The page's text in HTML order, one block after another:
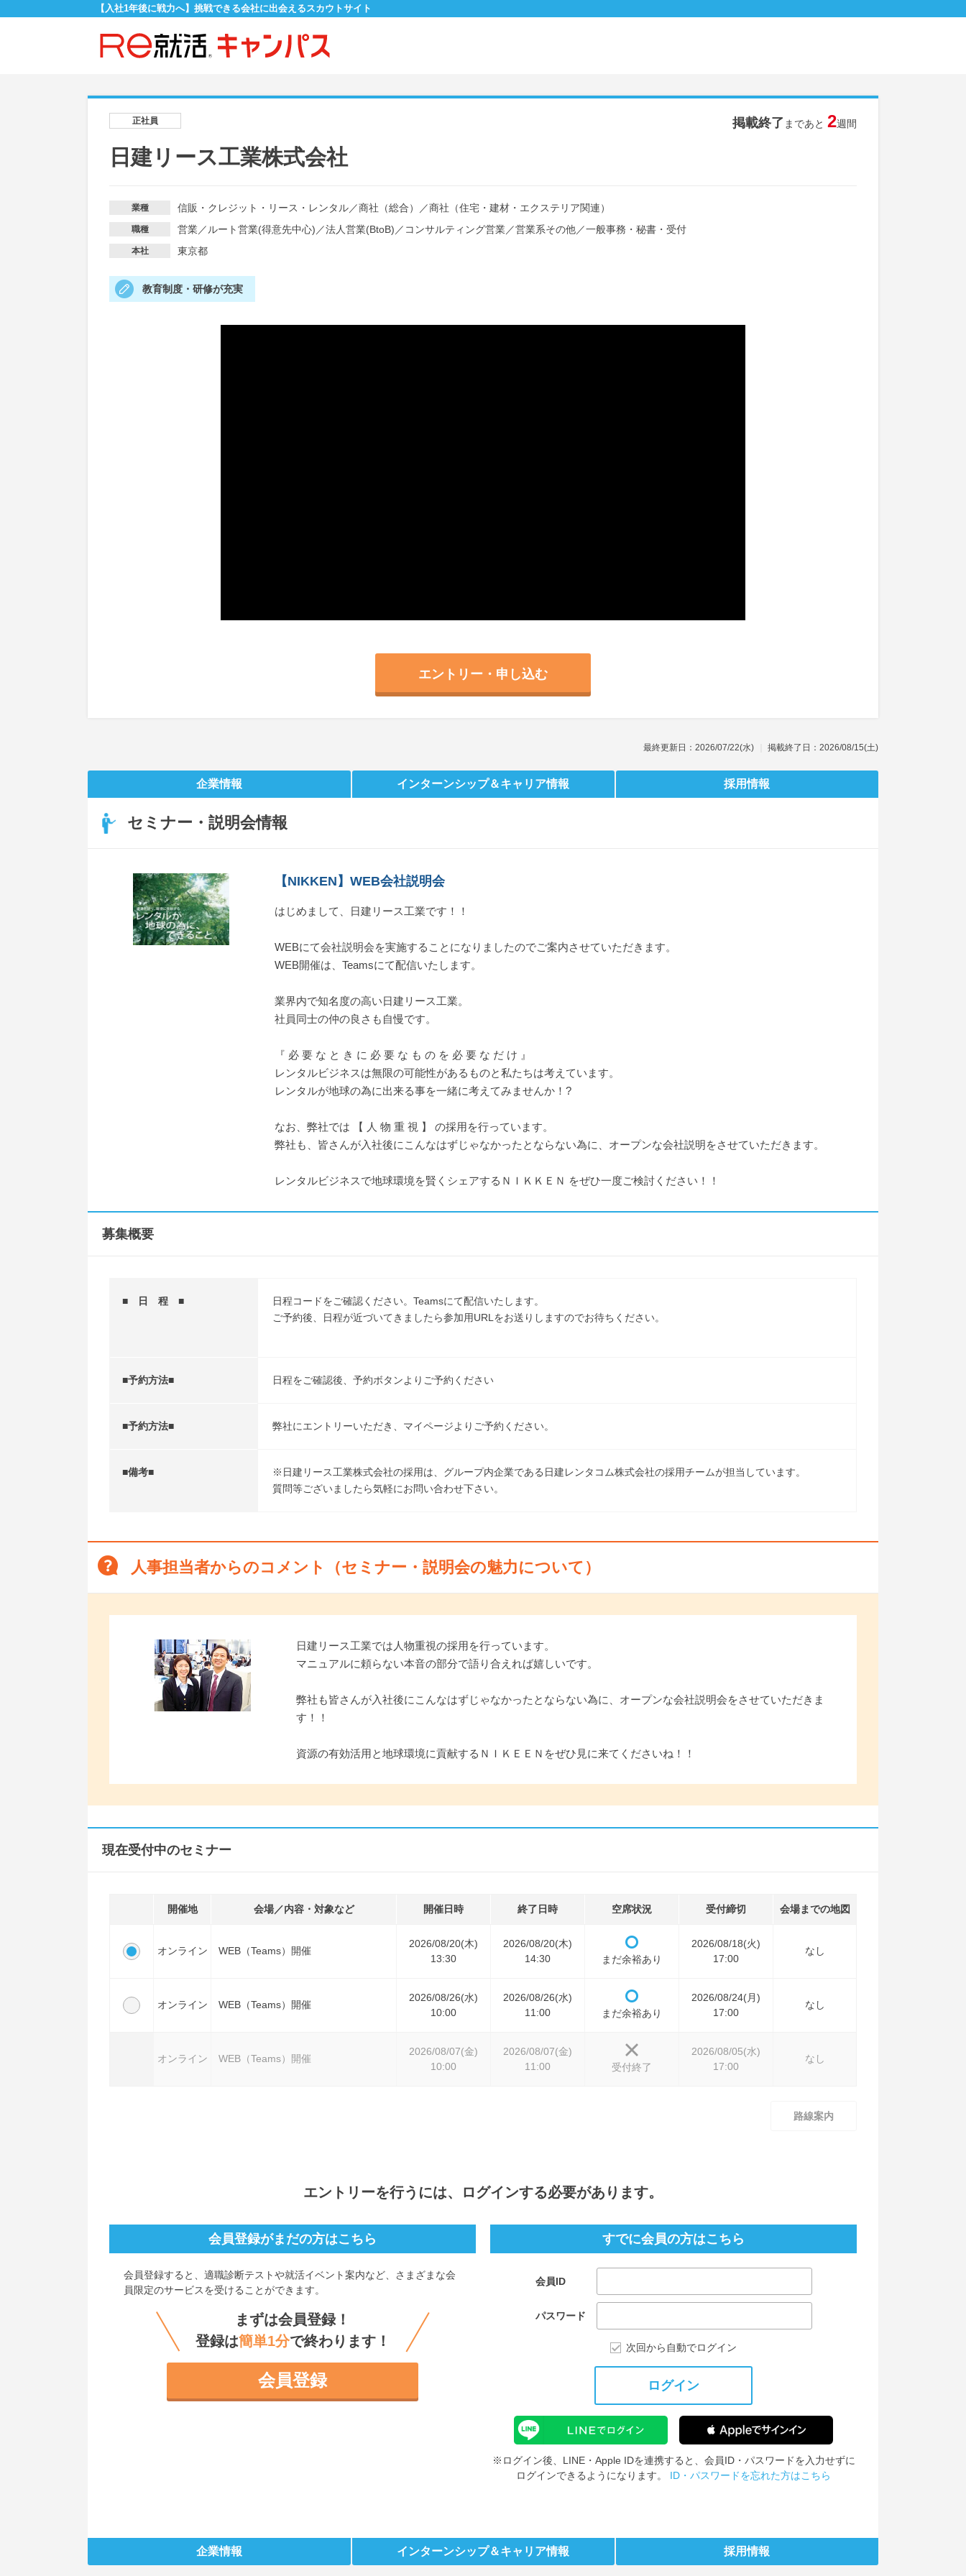
【入社1年後に戦力へ】挑戦できる会社に出会えるスカウトサイト
正社員 掲載終了 まであと 2週間
日建リース工業株式会社
業種 信販・クレジット・リース・レンタル／商社（総合） ／商社（住宅・建材・エクステリア関連）
職種 営業／ ルート営業(得意先中心) ／法人営業(BtoB) ／ コンサルティング営業／営業系その他／一般事務・秘書・受付
本社 東京都
教育制度・研修が充実
エントリー・申し込む
最終更新日：2026/07/22(水) 掲載終了日：2026/08/15(土)
企業情報 インターンシップ＆キャリア情報 採用情報
セミナー・説明会情報
【NIKKEN】WEB会社説明会
はじめまして、日建リース工業です！！
WEBにて会社説明会を実施することになりましたのでご案内させていただきます。
WEB開催は、Teamsにて配信いたします。
業界内で知名度の高い日建リース工業。
社員同士の仲の良さも自慢です。
『 必 要 な と き に 必 要 な も の を 必 要 な だ け 』
レンタルビジネスは無限の可能性があるものと私たちは考えています。
レンタルが地球の為に出来る事を一緒に考えてみませんか！?
なお、弊社では 【 人 物 重 視 】 の採用を行っています。
弊社も、皆さんが入社後にこんなはずじゃなかったとならない為に、オープンな会社説明をさせていただきます。
レンタルビジネスで地球環境を賢くシェアするＮＩＫＫＥＮ をぜひ一度ご検討ください！！
募集概要
■ 日 程 ■
日程コードをご確認ください。Teamsにて配信いたします。
ご予約後、日程が近づいてきましたら参加用URLをお送りしますのでお待ちください。
■予約方法■ 日程をご確認後、予約ボタンよりご予約ください
■予約方法■ 弊社にエントリーいただき、マイページよりご予約ください。
■備考■
※日建リース工業株式会社の採用は、グループ内企業である日建レンタコム株式会社の採用チームが担当しています。
質問等ございましたら気軽にお問い合わせ下さい。
人事担当者からのコメント（セミナー・説明会の魅力について）
日建リース工業では人物重視の採用を行っています。
マニュアルに頼らない本音の部分で語り合えれば嬉しいです。
弊社も皆さんが入社後にこんなはずじゃなかったとならない為に、オープンな会社説明会をさせていただきま
す！！
資源の有効活用と地球環境に貢献するＮＩＫＥＥＮをぜひ見に来てくださいね！！
現在受付中のセミナー
開催地 会場／内容・対象など 開催日時 終了日時 空席状況 受付締切 会場までの地図
オンライン WEB（Teams）開催
2026/08/20(木)
13:30
2026/08/20(木)
14:30
まだ余裕あり
2026/08/18(火)
17:00
なし
オンライン WEB（Teams）開催
2026/08/26(水)
10:00
2026/08/26(水)
11:00
まだ余裕あり
2026/08/24(月)
17:00
なし
オンライン WEB（Teams）開催
2026/08/07(金)
10:00
2026/08/07(金)
11:00
受付終了
2026/08/05(水)
17:00
なし
路線案内
エントリーを行うには、ログインする必要があります。
すでに会員の方はこちら
会員ID
パスワード
次回から自動でログイン
ログイン
※ログイン後、LINE・Apple IDを連携すると、会員ID・パスワードを入力せずに
ログインできるようになります。 ID・パスワードを忘れた方はこちら
会員登録がまだの方はこちら
会員登録すると、 適職診断テストや就活イベント案内など、さまざまな会
員限定のサービスを受けることができます。
まずは会員登録！
登録は簡単1分で終わります！
会員登録
企業情報 インターンシップ＆キャリア情報 採用情報